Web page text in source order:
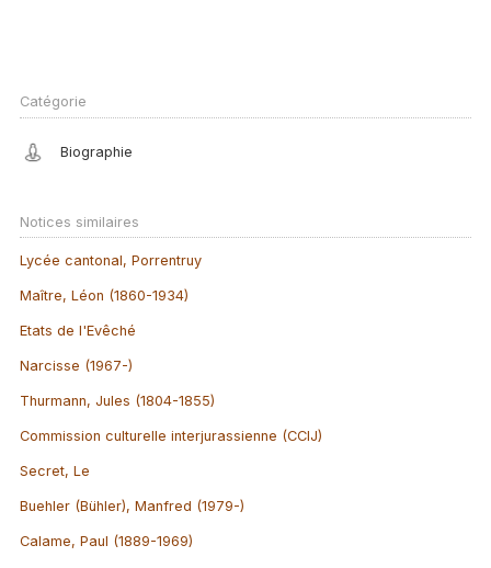
Catégorie
Biographie
Notices similaires
Lycée cantonal, Porrentruy
Maître, Léon (1860-1934)
Etats de l'Evêché
Narcisse (1967-)
Thurmann, Jules (1804-1855)
Commission culturelle interjurassienne (CCIJ)
Secret, Le
Buehler (Bühler), Manfred (1979-)
Calame, Paul (1889-1969)